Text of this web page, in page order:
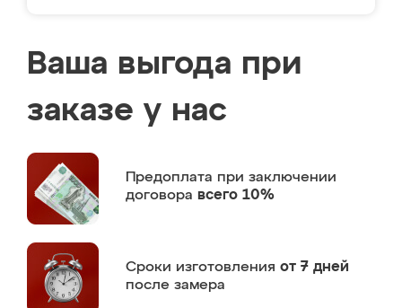
Ваша выгода при
заказе у нас
Предоплата при заключении
договора всего 10%
Сроки изготовления от 7 дней
после замера